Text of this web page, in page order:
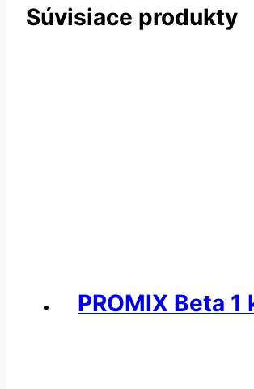
Súvisiace produkty
PROMIX Beta 1